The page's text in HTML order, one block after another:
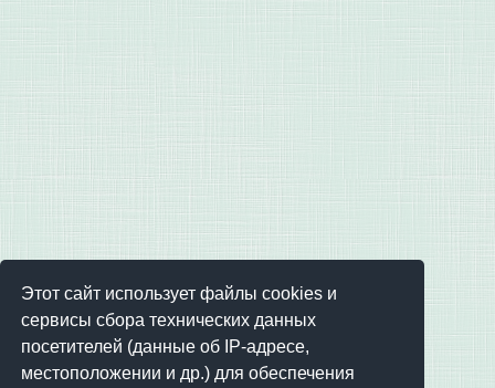
Этот сайт использует файлы cookies и
сервисы сбора технических данных
посетителей (данные об IP-адресе,
местоположении и др.) для обеспечения